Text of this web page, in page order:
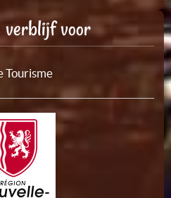
voor
Tourisme